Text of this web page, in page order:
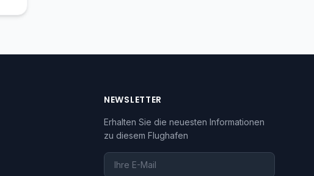
NEWSLETTER
Erhalten Sie die neuesten Informationen
zu diesem Flughafen
Ihre E-Mail